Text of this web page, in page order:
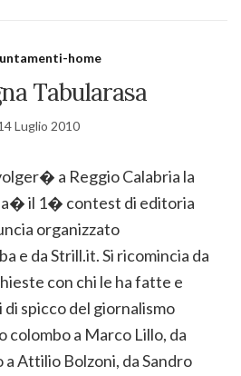
home
Tabularasa
Luglio 2010
a Reggio Calabria la
il 1� contest di editoria
organizzato
e da Strill.it. Si ricomincia da
con chi le ha fatte e
spicco del giornalismo
colombo a Marco Lillo, da
Attilio Bolzoni, da Sandro